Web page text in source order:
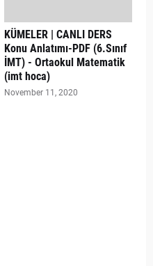
KÜMELER | CANLI DERS
Konu Anlatımı-PDF (6.Sınıf
İMT) - Ortaokul Matematik
(imt hoca)
November 11, 2020